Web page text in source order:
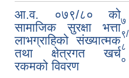
आ.व. ०७९/८० को
सामाजिक सुरक्षा भत्ता
लाभग्राहिको संख्यात्मक
तथा क्षेत्रगत खर्च
रकमको विवरण
७
९/
८
०